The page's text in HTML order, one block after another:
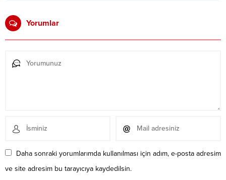
Yorumlar
Daha sonraki yorumlarımda kullanılması için adım, e-posta adresim
ve site adresim bu tarayıcıya kaydedilsin.